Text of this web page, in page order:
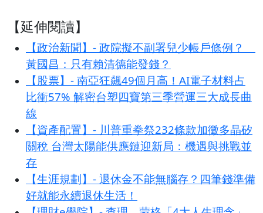
【延伸閱讀】
【政治新聞】- 政院擬不副署兒少帳戶條例？
黃國昌：只有賴清德能發錢？
【股票】- 南亞狂飆49個月高！AI電子材料占
比衝57% 解密台塑四寶第三季營運三大成長曲
線
【資產配置】- 川普重拳祭232條款加徵多晶矽
關稅 台灣太陽能供應鏈迎新局：機遇與挑戰並
存
【生涯規劃】- 退休金不能無腦存？四筆錢準備
好就能永續退休生活！